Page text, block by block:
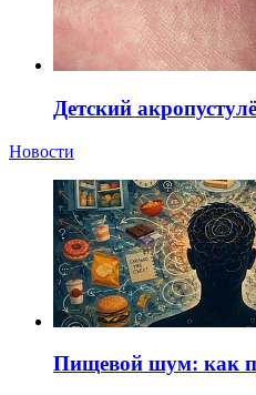
Детский
Новости
Пищевой шум: как